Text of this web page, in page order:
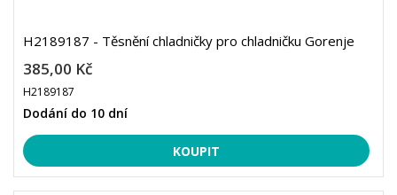
H2189187 - Těsnění chladničky pro chladničku Gorenje
385,00 Kč
H2189187
Dodání do 10 dní